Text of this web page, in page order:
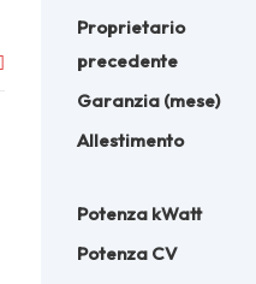
Proprietario
precedente
Garanzia (mese)
Allestimento
Potenza kWatt
Potenza CV